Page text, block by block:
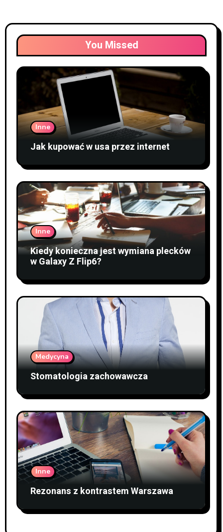
You Missed
Inne
Jak kupować w usa przez internet
Inne
Kiedy konieczna jest wymiana plecków
w Galaxy Z Flip6?
Medycyna
Stomatologia zachowawcza
Inne
Rezonans z kontrastem Warszawa